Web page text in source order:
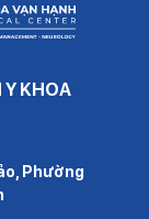
Y KHOA
Phường